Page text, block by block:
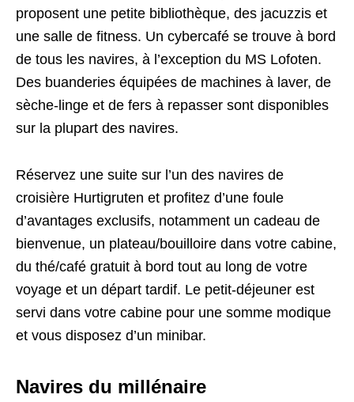
proposent une petite bibliothèque, des jacuzzis et
une salle de fitness. Un cybercafé se trouve à bord
de tous les navires, à l’exception du MS Lofoten.
Des buanderies équipées de machines à laver, de
sèche-linge et de fers à repasser sont disponibles
sur la plupart des navires.
Réservez une suite sur l’un des navires de
croisière Hurtigruten et profitez d’une foule
d’avantages exclusifs, notamment un cadeau de
bienvenue, un plateau/bouilloire dans votre cabine,
du thé/café gratuit à bord tout au long de votre
voyage et un départ tardif. Le petit-déjeuner est
servi dans votre cabine pour une somme modique
et vous disposez d’un minibar.
Navires du millénaire